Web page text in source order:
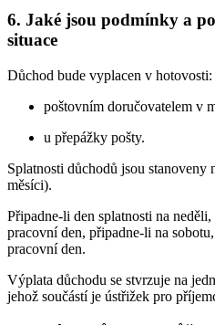
6. Jaké jsou podmínky a
situace
Důchod bude vyplacen v hotovosti:
poštovním doručovatelem v
u přepážky pošty.
Splatnosti důchodů jsou stanoveny
měsíci).
Připadne-li den splatnosti na
pracovní den, připadne-li na
pracovní den.
Výplata důchodu se stvrzuje na
jehož součástí je ústřižek pro